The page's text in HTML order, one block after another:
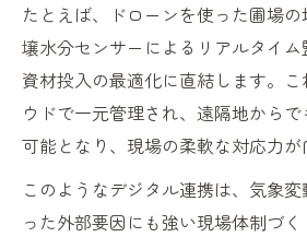
土分野で今注目のDX効
DX導入で土の現場作業が
たとえば、ドローンを使った圃場
壌水分センサーによるリアルタイ
資材投入の最適化に直結します。
ウドで一元管理され、遠隔地から
可能となり、現場の柔軟な対応力が
このようなデジタル連携は、気象
った外部要因にも強い現場体制づく